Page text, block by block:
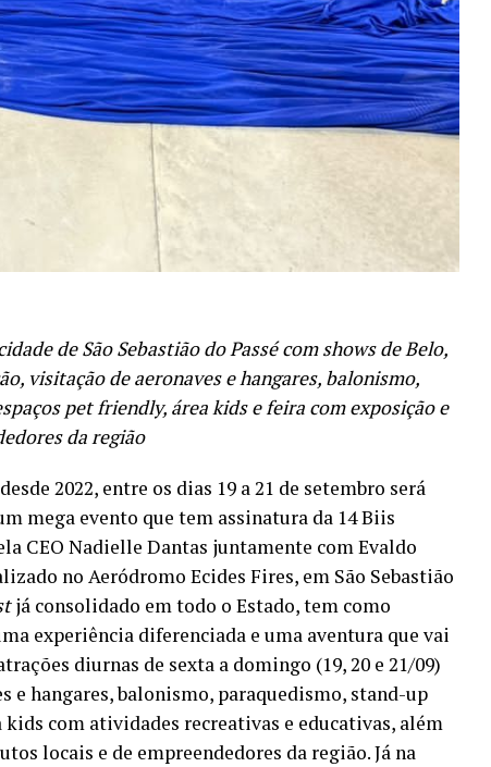
de São Sebastião do Passé com shows de Belo,
visitação de aeronaves e hangares, balonismo,
pet friendly, área kids e feira com exposição e
da região
2022, entre os dias 19 a 21 de setembro será
mega evento que tem assinatura da 14 Biis
CEO Nadielle Dantas juntamente com Evaldo
no Aeródromo Ecides Fires, em São Sebastião
já consolidado em todo o Estado, tem como
experiência diferenciada e uma aventura que vai
diurnas de sexta a domingo (19, 20 e 21/09)
e hangares, balonismo, paraquedismo, stand-up
com atividades recreativas e educativas, além
locais e de empreendedores da região. Já na